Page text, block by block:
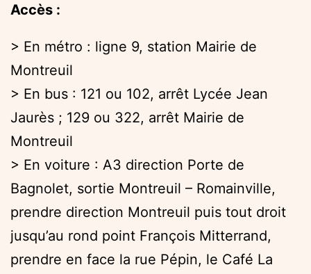
Accès :
> En métro : ligne 9, station Mairie de
Montreuil
> En bus : 121 ou 102, arrêt Lycée Jean
Jaurès ; 129 ou 322, arrêt Mairie de
Montreuil
> En voiture : A3 direction Porte de
Bagnolet, sortie Montreuil – Romainville,
prendre direction Montreuil puis tout droit
jusqu’au rond point François Mitterrand,
prendre en face la rue Pépin, le Café La